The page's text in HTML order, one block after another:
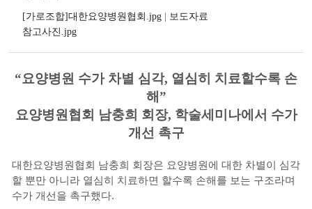
[가로조합]대한요양병원협회.jpg
보도자료
참고사진.jpg
“요양병원 수가 차별 심각, 열심히 치료할수록 손
해”
요양병원협회 남충희 회장, 학술세미나에서 수가
개선 촉구
대한요양병원협회 남충희 회장은 요양병원에 대한 차별이 심각
할 뿐만 아니라 열심히 치료하면 할수록 손해를 보는 구조라며
수가 개선을 촉구했다.